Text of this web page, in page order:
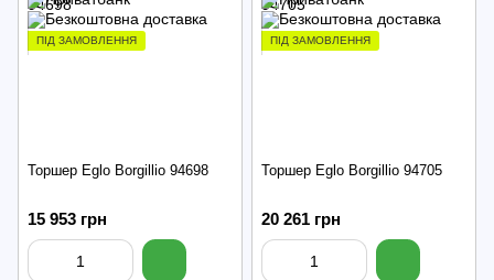
ПІД ЗАМОВЛЕННЯ
Торшер Eglo Borgillio 94698
15 953 грн
ПІД ЗАМОВЛЕННЯ
Торшер Eglo Borgillio 94705
20 261 грн